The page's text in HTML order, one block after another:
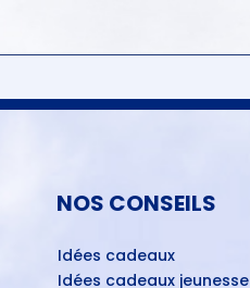
NOS CONSEILS
Idées cadeaux
Idées cadeaux jeunesse